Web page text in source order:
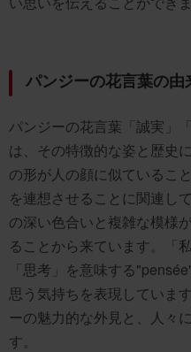
パンジーの花言葉の由
パンジーの花言葉「誠実」
は、その特徴的な姿と歴史
の形が人の顔に似ているこ
を連想させることに関連し
の深い色合いと複雑な模様
ることから来ています。「
「思考」を意味する
思う気持ちを表現していま
ーの魅力的な外見と、人々
す。